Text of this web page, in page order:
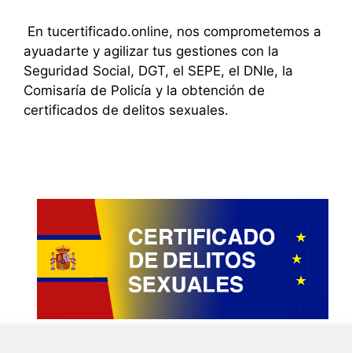
En tucertificado.online, nos comprometemos a
ayuadarte y agilizar tus gestiones con la
Seguridad Social, DGT, el SEPE, el DNIe, la
Comisaría de Policía y la obtención de
certificados de delitos sexuales.